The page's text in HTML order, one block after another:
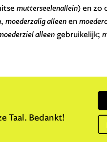
mutterseelenallein) en zo
, moederzalig alleenen
alleengebruikelijk;
Taal. Bedankt!